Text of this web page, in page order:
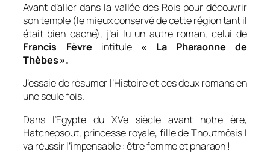
Avant d’aller dans la vallée des Rois pour découvrir
son temple (le mieux conservé de cette région tant il
était bien caché), j’ai lu un autre roman, celui de
Francis Fèvre intitulé« La Pharaonne de
Thèbes ».
J’essaie de résumer l’Histoire et ces deux romans en
une seule fois.
Dans l’Egypte du XVe siècle avant notre ère,
Hatchepsout, princesse royale, fille de Thoutmôsis I
va réussir l’impensable : être femme et pharaon !